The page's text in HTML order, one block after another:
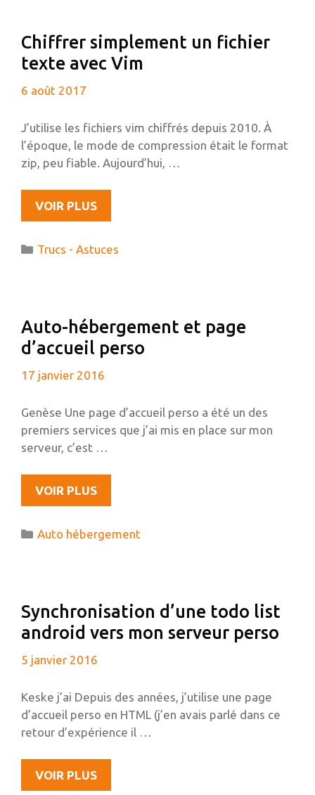
?
Chiffrer simplement un fichier
texte avec Vim
6 août 2017
J’utilise les fichiers vim chiffrés depuis 2010. À
l’époque, le mode de compression était le format
zip, peu fiable. Aujourd’hui, …
VOIR PLUSCHIFFRER
SIMPLEMENT
FICHIER
Catégories
Trucs - Astuces
Auto-hébergement et page
d’accueil perso
17 janvier 2016
Genèse Une page d’accueil perso a été un des
premiers services que j’ai mis en place sur mon
serveur, c’est …
VOIR PLUSAUTO-
HÉBERGEMENT
PAGE
Catégories
Auto hébergement
Synchronisation d’une todo list
android vers mon serveur perso
5 janvier 2016
Keske j’ai Depuis des années, j’utilise une page
d’accueil perso en HTML (j’en avais parlé dans ce
retour d’expérience il …
VOIR PLUSSYNCHRONISATION
D’UNE